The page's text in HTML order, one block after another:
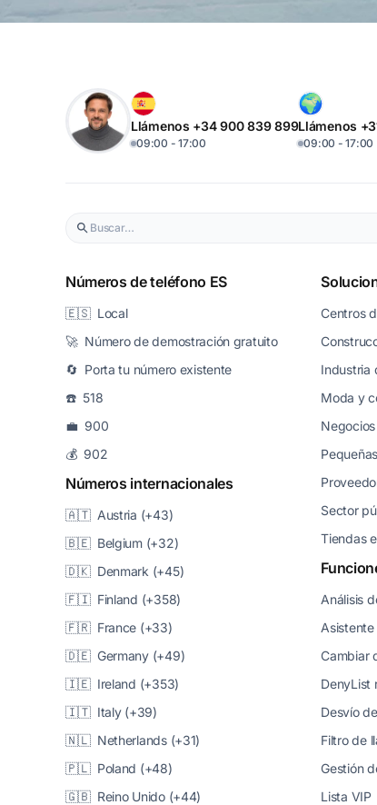
Llámenos +34 900 839 899
09:00 - 17:00
Llámenos
09:00 - 17:00
Números de teléfono ES
🇪🇸 Local
🚀 Número de demostración gratuito
🔄 Porta tu número existente
☎️ 518
💼 900
💰 902
Números internacionales
🇦🇹 Austria (+43)
🇧🇪 Belgium (+32)
🇩🇰 Denmark (+45)
🇫🇮 Finland (+358)
🇫🇷 France (+33)
🇩🇪 Germany (+49)
🇮🇪 Ireland (+353)
🇮🇹 Italy (+39)
🇳🇱 Netherlands (+31)
🇵🇱 Poland (+48)
🇬🇧 Reino Unido (+44)
Centros
Industria
Moda y
Sector
Tiendas
Análisis
Cambiar
DenyList
Desvío
Filtro de
Gestión
Lista VIP